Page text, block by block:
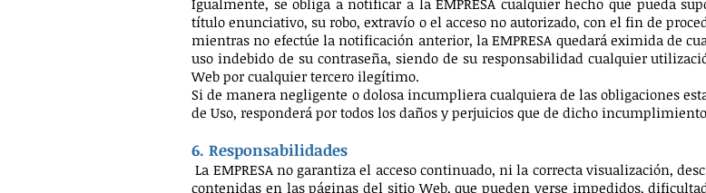
Igualmente, se obliga a notificar a la EMPRESA cualquier hecho que pueda
título enunciativo, su robo, extravío o el acceso no autorizado, con el fin de
mientras no efectúe la notificación anterior, la EMPRESA quedará eximida de
uso indebido de su contraseña, siendo de su responsabilidad cualquier
Web por cualquier tercero ilegítimo.
Si de manera negligente o dolosa incumpliera cualquiera de las obligaciones
de Uso, responderá por todos los daños y perjuicios que de dicho
6. Responsabilidades
La EMPRESA no garantiza el acceso continuado, ni la correcta visualización,
contenidas en las páginas del sitio Web, que pueden verse impedidos,